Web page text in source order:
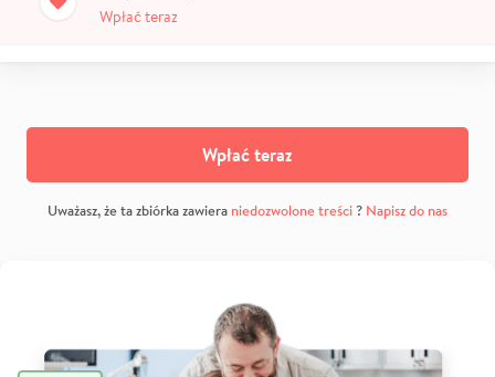
Wpłać teraz
Wpłać teraz
Uważasz, że ta zbiórka zawiera niedozwolone treści? Napisz do nas